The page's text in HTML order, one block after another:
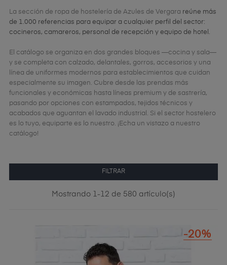
La sección de ropa de hostelería de Azules de Vergara reúne más
de 1.000 referencias para equipar a cualquier perfil del sector:
cocineros, camareros, personal de recepción y equipo de hotel.
El catálogo se organiza en dos grandes bloques —cocina y sala—
y se completa con calzado, delantales, gorros, accesorios y una
línea de uniformes modernos para establecimientos que cuidan
especialmente su imagen. Cubre desde las prendas más
funcionales y económicas hasta líneas premium y de sastrería,
pasando por opciones con estampados, tejidos técnicos y
acabados que aguantan el lavado industrial. Si el sector hostelero
es lo tuyo, equiparte es lo nuestro. ¡Echa un vistazo a nuestro
catálogo!
FILTRAR
Mostrando 1-12 de 580 artículo(s)
-20%